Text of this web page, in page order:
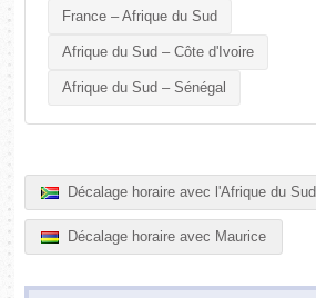
France – Afrique du Sud
Afrique du Sud – Côte d'Ivoire
Afrique du Sud – Sénégal
Décalage horaire avec l'Afrique du Sud
Décalage horaire avec Maurice